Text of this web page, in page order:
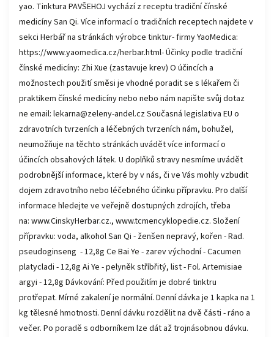
yao. Tinktura PAVŠEHOJ vychází z receptu tradiční čínské
medicíny San Qi. Více informací o tradičních receptech najdete v
sekci Herbář na stránkách výrobce tinktur- firmy YaoMedica:
https://www.yaomedica.cz/herbar.html- Účinky podle tradiční
čínské medicíny: Zhi Xue (zastavuje krev) O účincích a
možnostech použití směsi je vhodné poradit se s lékařem či
praktikem čínské medicíny nebo nebo nám napište svůj dotaz
ne email: lekarna@zeleny-andel.cz Současná legislativa EU o
zdravotních tvrzeních a léčebných tvrzeních nám, bohužel,
neumožňuje na těchto stránkách uvádět více informací o
účincích obsahových látek. U doplňků stravy nesmíme uvádět
podrobnější informace, které by v nás, či ve Vás mohly vzbudit
dojem zdravotního nebo léčebného účinku přípravku. Pro další
informace hledejte ve veřejně dostupných zdrojích, třeba
na: www.CinskyHerbar.cz., www.tcmencyklopedie.cz. Složení
přípravku: voda, alkohol San Qi - ženšen nepravý, kořen - Rad.
pseudoginseng - 12,8g Ce Bai Ye - zarev východní - Cacumen
platycladi - 12,8g Ai Ye - pelyněk stříbřitý, list - Fol. Artemisiae
argyi - 12,8g Dávkování: Před použitím je dobré tinktru
protřepat. Mírné zakalení je normální. Denní dávka je 1 kapka na 1
kg tělesné hmotnosti. Denní dávku rozdělit na dvě části - ráno a
večer. Po poradě s odborníkem lze dát až trojnásobnou dávku.